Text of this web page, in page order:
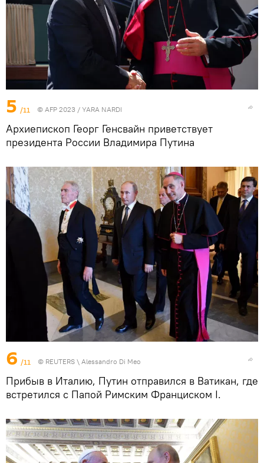
5 /11 © AFP 2023 / YARA NARDI
Архиепископ Георг Генсвайн приветствует
президента России Владимира Путина
6 /11 © REUTERS \ Alessandro Di Meo
Прибыв в Италию, Путин отправился в Ватикан, где
встретился с Папой Римским Франциском I.